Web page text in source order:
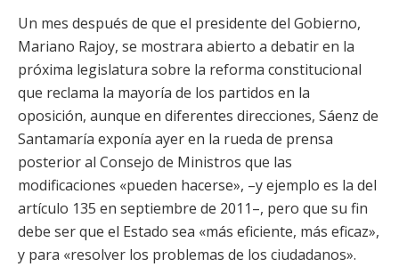
Un mes después de que el presidente del Gobierno,
Mariano Rajoy, se mostrara abierto a debatir en la
próxima legislatura sobre la reforma constitucional
que reclama la mayoría de los partidos en la
oposición, aunque en diferentes direcciones, Sáenz de
Santamaría exponía ayer en la rueda de prensa
posterior al Consejo de Ministros que las
modificaciones «pueden hacerse», –y ejemplo es la del
artículo 135 en septiembre de 2011–, pero que su fin
debe ser que el Estado sea «más eficiente, más eficaz»,
y para «resolver los problemas de los ciudadanos».